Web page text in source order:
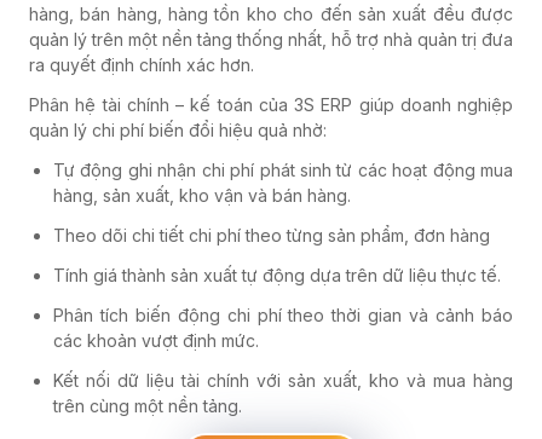
hàng, bán hàng, hàng tồn kho cho đến sản xuất đều được
quản lý trên một nền tảng thống nhất, hỗ trợ nhà quản trị đưa
ra quyết định chính xác hơn.
Phân hệ tài chính – kế toán của 3S ERP giúp doanh nghiệp
quản lý chi phí biến đổi hiệu quả nhờ:
Tự động ghi nhận chi phí phát sinh từ các hoạt động mua
hàng, sản xuất, kho vận và bán hàng.
Theo dõi chi tiết chi phí theo từng sản phẩm, đơn hàng
Tính giá thành sản xuất tự động dựa trên dữ liệu thực tế.
Phân tích biến động chi phí theo thời gian và cảnh báo
các khoản vượt định mức.
Kết nối dữ liệu tài chính với sản xuất, kho và mua hàng
trên cùng một nền tảng.